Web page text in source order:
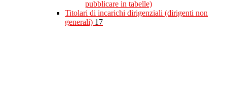
pubblicare in tabelle)
Titolari di incarichi dirigenziali (dirigenti non
generali) 17